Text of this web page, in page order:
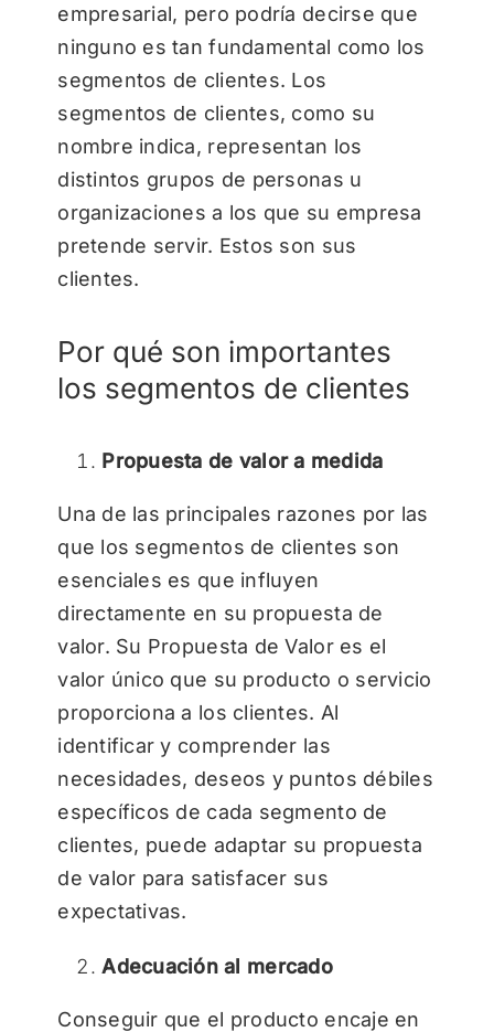
empresarial, pero podría decirse que
ninguno es tan fundamental como los
segmentos de clientes. Los
segmentos de clientes, como su
nombre indica, representan los
distintos grupos de personas u
organizaciones a los que su empresa
pretende servir. Estos son sus
clientes.
Por qué son importantes
los segmentos de clientes
Propuesta de valor a medida
Una de las principales razones por las
que los segmentos de clientes son
esenciales es que influyen
directamente en su propuesta de
valor. Su Propuesta de Valor es el
valor único que su producto o servicio
proporciona a los clientes. Al
identificar y comprender las
necesidades, deseos y puntos débiles
específicos de cada segmento de
clientes, puede adaptar su propuesta
de valor para satisfacer sus
expectativas.
Adecuación al mercado
Conseguir que el producto encaje en